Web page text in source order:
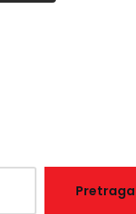
Pretraga